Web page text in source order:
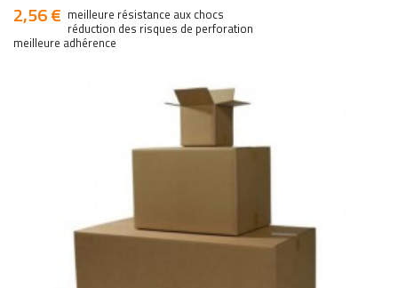
2,56 € Prix
meilleure résistance aux chocs
réduction des risques de perforation
meilleure adhérence